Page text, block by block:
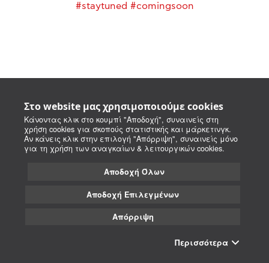
Στο website μας χρησιμοποιούμε cookies
Κάνοντας κλικ στο κουμπί "Αποδοχή", συναινείς στη
χρήση cookies για σκοπούς στατιστικής και μάρκετινγκ.
Αν κάνεις κλικ στην επιλογή "Απόρριψη", συναινείς μόνο
για τη χρήση των αναγκαίων & λειτουργικών cookies.
Αποδοχή Όλων
Αποδοχή Επιλεγμένων
Απόρριψη
Περισσότερα
#staytuned #comingsoon